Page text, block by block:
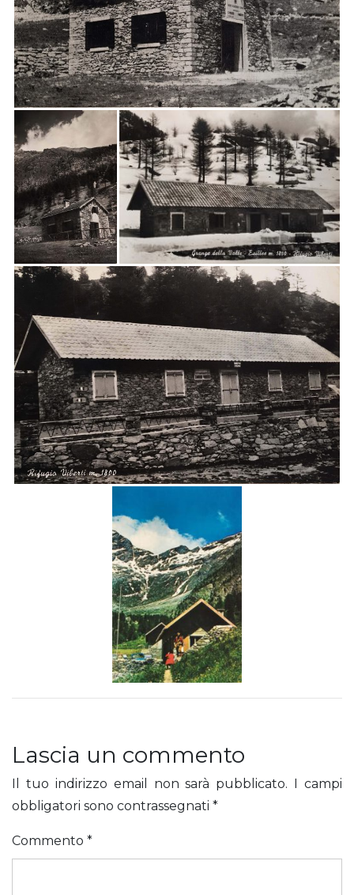
Lascia un commento
Il tuo indirizzo email non sarà pubblicato. I campi
obbligatori sono contrassegnati *
Commento *